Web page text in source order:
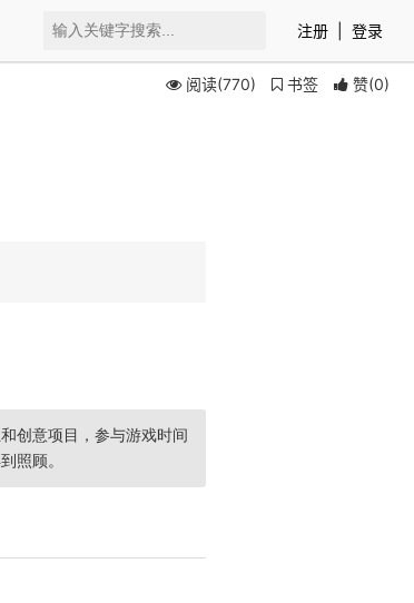
注册 登录
阅读(770) 书签 赞(0)
创意项目，参与游戏时间
照顾。